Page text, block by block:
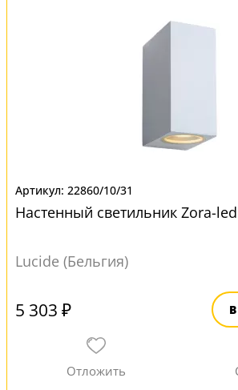
22860/10/31
Настенный светильник Zora-
Lucide (Бельгия)
5 303 ₽